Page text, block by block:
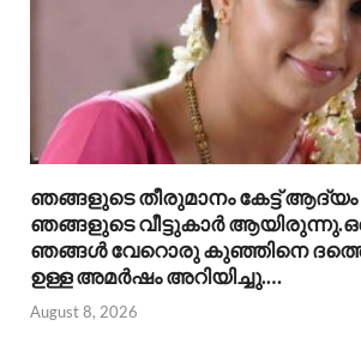
ഞങ്ങളുടെ തീരുമാനം കേട്ട് ആദ്യം
ഞങ്ങളുടെ വീട്ടുകാർ
ഞങ്ങൾ വേറൊരു കുഞ്ഞിനെ
ഉള്ള അമർഷം അറിയിച്ചു.…
August 8, 2026